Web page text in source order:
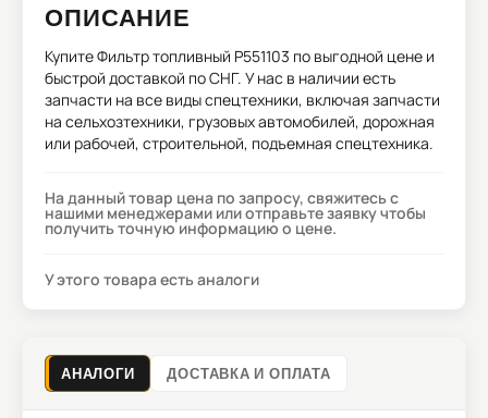
ОПИСАНИЕ
КупитеФильтр топливный P551103 по выгодной цене и
быстрой доставкой по СНГ. У нас в наличии есть
запчасти на все виды спецтехники, включая запчасти
на сельхозтехники, грузовых автомобилей, дорожная
или рабочей, строительной, подъемная спецтехника.
На данный товар цена по запросу, свяжитесь с
нашими менеджерами или отправьте заявку чтобы
получить точную информацию о цене.
У этого товара есть аналоги
АНАЛОГИ ДОСТАВКА И ОПЛАТА